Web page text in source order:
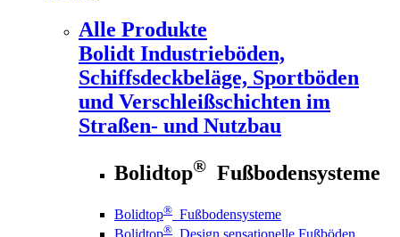
Alle Produkte
Bolidt Industrieböden,
Schiffsdeckbeläge, Sportböden
und Verschleißschichten im
Straßen- und Nutzbau
Bolidtop® Fußbodensysteme
Bolidtop® Fußbodensysteme
®